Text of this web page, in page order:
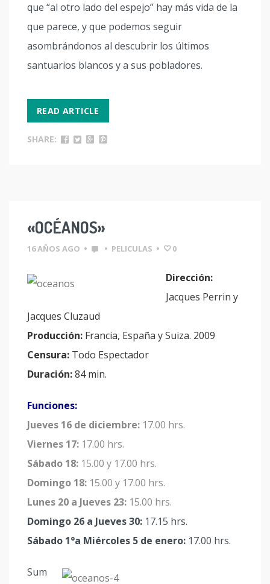
que “al otro lado del espejo” hay más vida de la
que parece, y que podemos seguir
asombrándonos al descubrir los últimos
santuarios blancos y a sus pobladores.
READ ARTICLE
SHARE:
«OCÉANOS»
16 AÑOS AGO • • PELICULAS • 0
Dirección:
Jacques Perrin y
Jacques Cluzaud
Producción: Francia, España y Suiza. 2009
Censura: Todo Espectador
Duración:84 min.
Funciones:
Jueves 16 de diciembre: 17.00 hrs.
Viernes 17: 17.00 hrs.
Sábado 18: 15.00 y 17.00 hrs.
Domingo 18: 15.00 y 17.00 hrs.
Lunes 20 a Jueves 23: 15.00 hrs.
Domingo 26 a Jueves 30: 17.15 hrs.
Sábado 1°a Miércoles 5 de enero: 17.00 hrs.
Sum